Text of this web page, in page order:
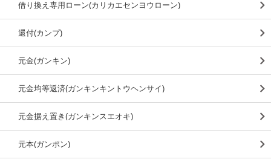
借り換え専用ローン(カリカエセンヨウローン)
還付(カンプ)
元金(ガンキン)
元金均等返済(ガンキンキントウヘンサイ)
元金据え置き(ガンキンスエオキ)
元本(ガンポン)